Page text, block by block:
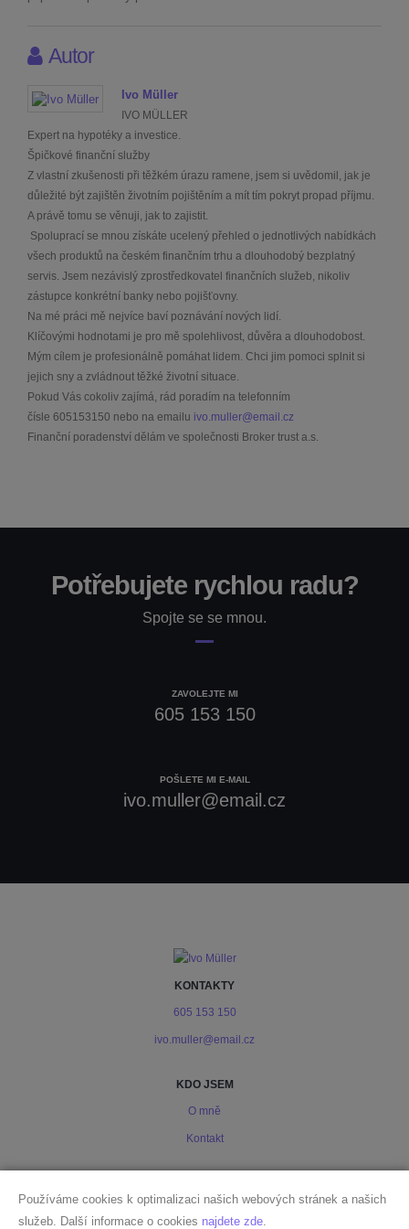
Autor
Ivo Müller
IVO MÜLLER
Expert na hypotéky a investice.
Špičkové finanční služby
Z vlastní zkušenosti při těžkém úrazu ramene, jsem si uvědomil, jak je
důležité být zajištěn životním pojištěním a mít tím pokryt propad příjmu.
A právě tomu se věnuji, jak to zajistit.
Spoluprací se mnou získáte ucelený přehled o jednotlivých nabídkách
všech produktů na českém finančním trhu a dlouhodobý bezplatný
servis. Jsem nezávislý zprostředkovatel finančních služeb, nikoliv
zástupce konkrétní banky nebo pojišťovny.
Na mé práci mě nejvíce baví poznávání nových lidí.
Klíčovými hodnotami je pro mě spolehlivost, důvěra a dlouhodobost.
Mým cílem je profesionálně pomáhat lidem. Chci jim pomoci splnit si
jejich sny a zvládnout těžké životní situace.
Pokud Vás cokoliv zajímá, rád poradím na telefonním
čísle 605153150 nebo na emailu ivo.muller@email.cz
Finanční poradenství dělám ve společnosti Broker trust a.s.
Potřebujete rychlou radu?
Spojte se se mnou.
ZAVOLEJTE MI
605 153 150
POŠLETE MI E-MAIL
ivo.muller@email.cz
KONTAKTY
605 153 150
ivo.muller@email.cz
KDO JSEM
O mně
Kontakt
Ochrana osobních údajů
Používáme cookies k optimalizaci našich webových stránek a našich
služeb. Další informace o cookies najdete zde.